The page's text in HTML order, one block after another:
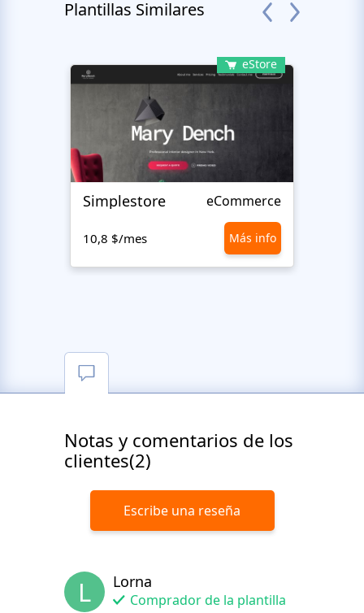
Plantillas Similares
eStore
Simplestore eCommerce
10,8 $/mes Más info
Notas y comentarios de los
clientes(2)
Escribe una reseña
L Lorna
Comprador de la plantilla